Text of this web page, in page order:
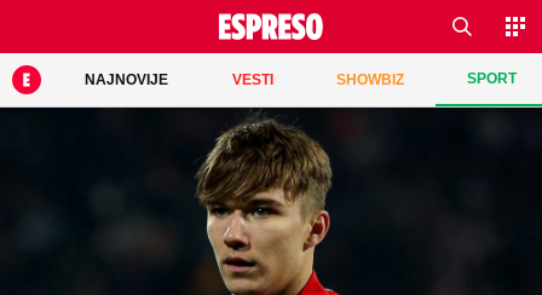
NAJNOVIJE VESTI SHOWBIZ SPORT